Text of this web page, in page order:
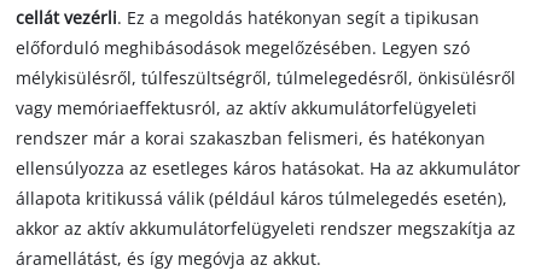
cellát vezérli. Ez a megoldás hatékonyan segít a tipikusan
előforduló meghibásodások megelőzésében. Legyen szó
mélykisülésről, túlfeszültségről, túlmelegedésről, önkisülésről
vagy memóriaeffektusról, az aktív akkumulátorfelügyeleti
rendszer már a korai szakaszban felismeri, és hatékonyan
ellensúlyozza az esetleges káros hatásokat. Ha az akkumulátor
állapota kritikussá válik (például káros túlmelegedés esetén),
akkor az aktív akkumulátorfelügyeleti rendszer megszakítja az
áramellátást, és így megóvja az akkut.